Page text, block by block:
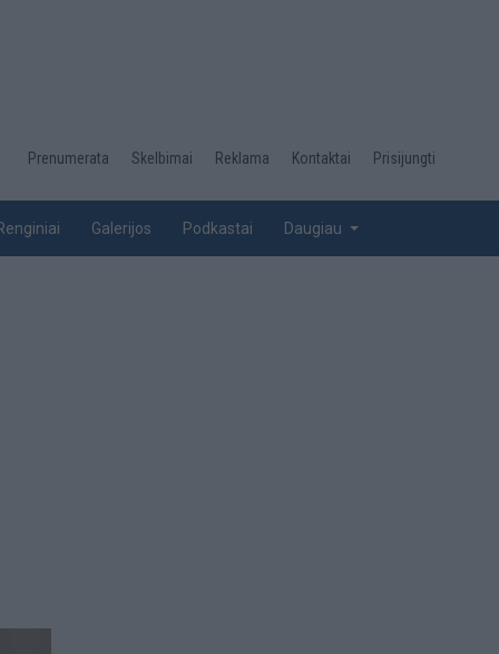
Desktop
top
Prenumerata Skelbimai Reklama Kontaktai Prisijungti
Galerijos Podkastai Daugiau